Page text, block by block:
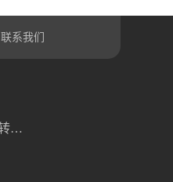
联系我们
湖南省湘潭市潭邵路519号（砂子岭转盘往湘乡方向1.2公里）